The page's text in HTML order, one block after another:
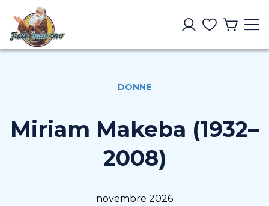
DONNE
Miriam Makeba (1932–
2008)
novembre 2026